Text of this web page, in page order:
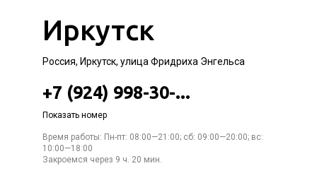
Иркутск
Россия, Иркутск, улица Фридриха Энгельса
+7 (924) 998-30-...
Показать номер
Время работы: Пн-пт: 08:00—21:00; сб: 09:00—20:00; вс:
10:00—18:00
Закроемся через 9 ч. 20 мин.